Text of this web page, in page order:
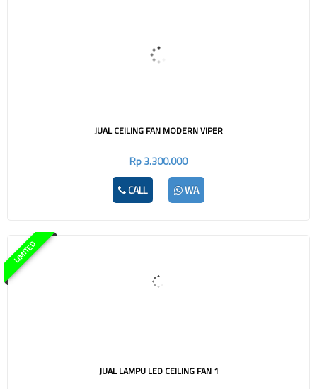
JUAL CEILING FAN MODERN VIPER
Rp 3.300.000
CALL
WA
LIMITED
JUAL LAMPU LED CEILING FAN 1